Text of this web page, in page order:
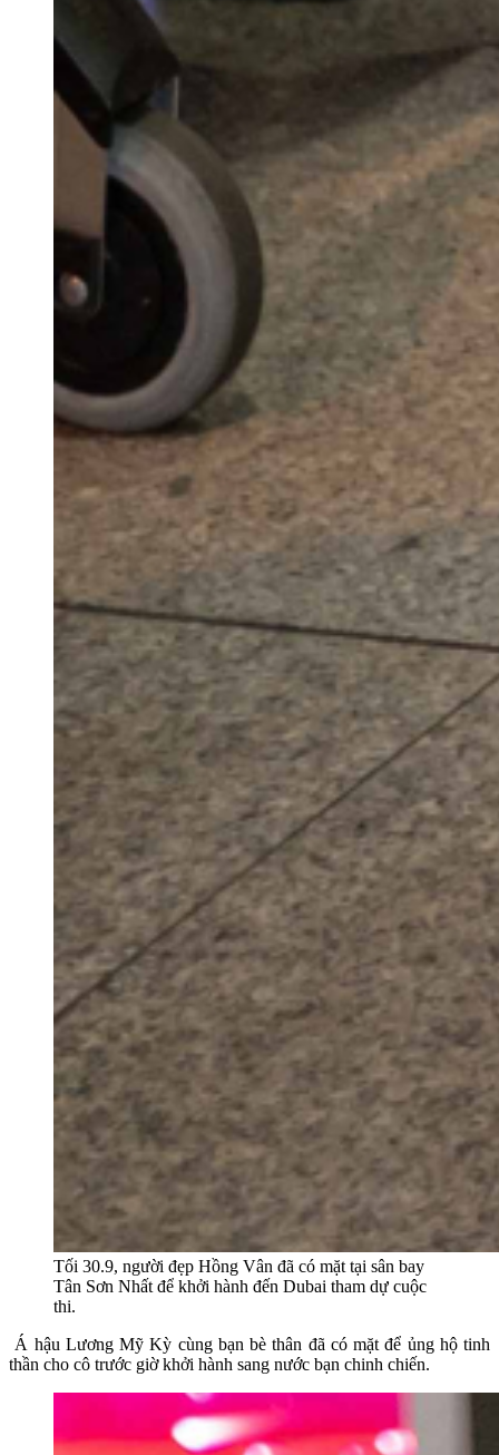
Tối 30.9, người đẹp Hồng Vân đã có mặt tại sân bay
Tân Sơn Nhất để khởi hành đến Dubai tham dự cuộc
thi.
Á hậu Lương Mỹ Kỳ cùng bạn bè thân đã có mặt để ủng hộ tinh
thần cho cô trước giờ khởi hành sang nước bạn chinh chiến.